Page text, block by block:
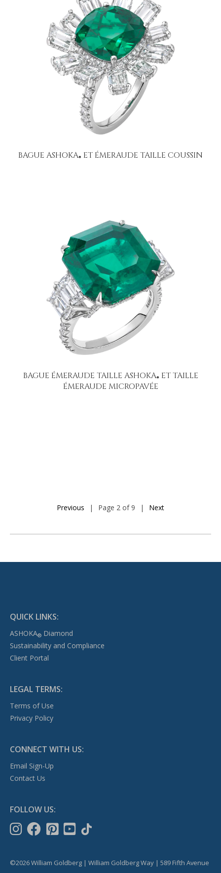
BAGUE ASHOKA® ET ÉMERAUDE TAILLE COUSSIN
BAGUE ÉMERAUDE TAILLE ASHOKA® ET TAILLE
ÉMERAUDE MICROPAVÉE
Previous | Page 2 of 9 | Next
QUICK LINKS:
ASHOKA®Diamond
Sustainability and Compliance
Client Portal
LEGAL TERMS:
Terms of Use
Privacy Policy
CONNECT WITH US:
Email Sign-Up
Contact Us
FOLLOW US:
©2026 William Goldberg | William Goldberg Way | 589 Fifth Avenue